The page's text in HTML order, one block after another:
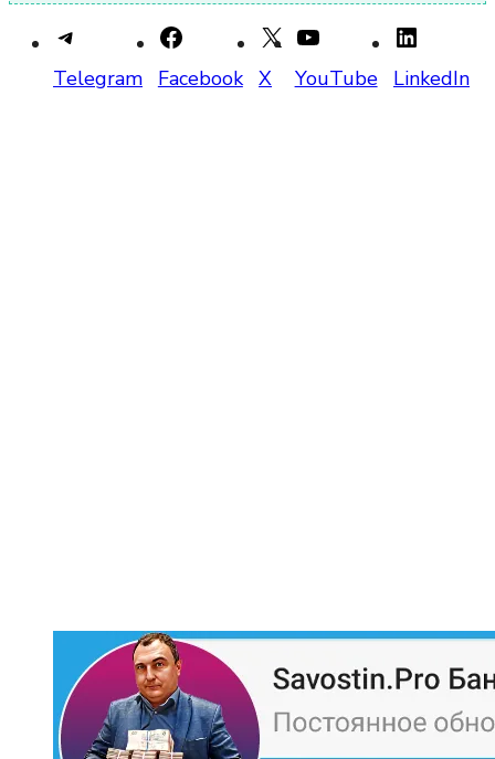
Telegram Facebook X YouTube LinkedIn